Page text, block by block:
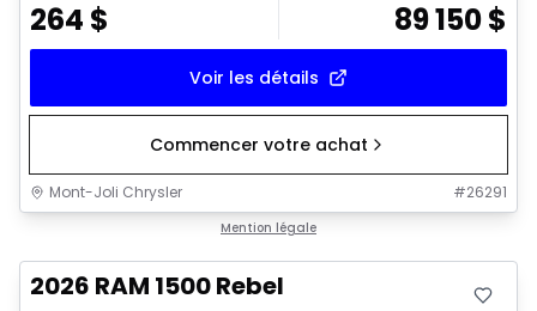
264 $ 89 150$
Voir les détails
Commencer votre achat
Mont-Joli Chrysler #26291
Mention légale
2026 RAM 1500 Rebel